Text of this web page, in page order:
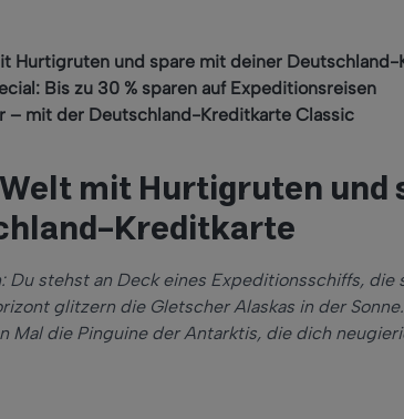
Hurtigruten und spare mit deiner
Bis zu 30 % sparen auf Expeditionsreisen
– mit der Deutschland-Kreditkarte Classic
mit Hurtigrutenund
Kreditkarte
Du stehst an Deck eines Expeditionsschiffs, die
glitzern die Gletscher Alaskas in der Sonne.
Mal die Pinguine der Antarktis, die dich